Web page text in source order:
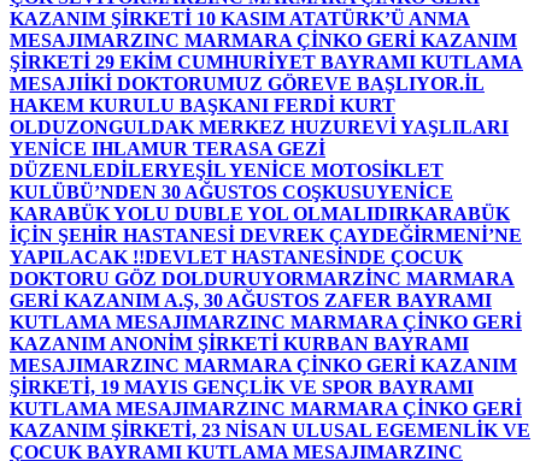
KAZANIM ŞİRKETİ 10 KASIM ATATÜRK’Ü ANMA
MESAJIMARZINC MARMARA ÇİNKO GERİ KAZANIM
ŞİRKETİ 29 EKİM CUMHURİYET BAYRAMI KUTLAMA
MESAJIİKİ DOKTORUMUZ GÖREVE BAŞLIYOR.İL
HAKEM KURULU BAŞKANI FERDİ KURT
OLDUZONGULDAK MERKEZ HUZUREVİ YAŞLILARI
YENİCE IHLAMUR TERASA GEZİ
DÜZENLEDİLERYEŞİL YENİCE MOTOSİKLET
KULÜBÜ’NDEN 30 AĞUSTOS COŞKUSUYENİCE
KARABÜK YOLU DUBLE YOL OLMALIDIRKARABÜK
İÇİN ŞEHİR HASTANESİ DEVREK ÇAYDEĞİRMENİ’NE
YAPILACAK !!DEVLET HASTANESİNDE ÇOCUK
DOKTORU GÖZ DOLDURUYORMARZİNC MARMARA
GERİ KAZANIM A.Ş, 30 AĞUSTOS ZAFER BAYRAMI
KUTLAMA MESAJIMARZINC MARMARA ÇİNKO GERİ
KAZANIM ANONİM ŞİRKETİ KURBAN BAYRAMI
MESAJIMARZINC MARMARA ÇİNKO GERİ KAZANIM
ŞİRKETİ, 19 MAYIS GENÇLİK VE SPOR BAYRAMI
KUTLAMA MESAJIMARZINC MARMARA ÇİNKO GERİ
KAZANIM ŞİRKETİ, 23 NİSAN ULUSAL EGEMENLİK VE
ÇOCUK BAYRAMI KUTLAMA MESAJIMARZINC